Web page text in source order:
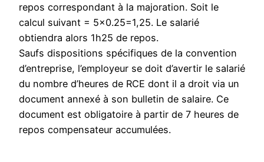
repos correspondant à la majoration. Soit le
calcul suivant = 5×0.25=1,25. Le salarié
obtiendra alors 1h25 de repos.
Saufs dispositions spécifiques de la convention
d’entreprise, l’employeur se doit d’avertir le salarié
du nombre d’heures de RCE dont il a droit via un
document annexé à son bulletin de salaire. Ce
document est obligatoire à partir de 7 heures de
repos compensateur accumulées.